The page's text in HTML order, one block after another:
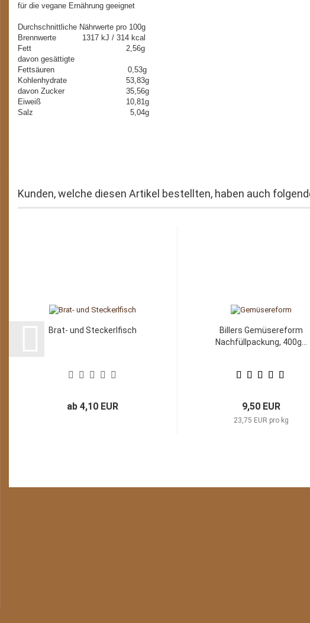
für die vegane Ernährung geeignet
Durchschnittliche Nährwerte pro 100g
Brennwerte 1317 kJ / 314 kcal
Fett 2,56g
davon gesättigte
Fettsäuren 0,53g
Kohlenhydrate 53,83g
davon Zucker 35,56g
Eiweiß 10,81g
Salz 5,04g
Kunden, welche diesen Artikel bestellten, haben auch
Brat- und Steckerlfisch
ab 4,10 EUR
Billers Gemüsereform
Nachfüllpackung, 400g...
9,50 EUR
23,75 EUR pro kg